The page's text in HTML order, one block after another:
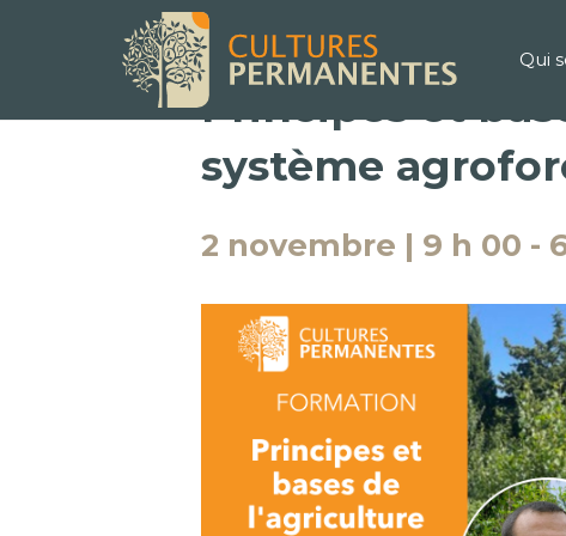
Qui
« Tous les Évènements
Principes et
système
2 novembre | 9 h 00 -